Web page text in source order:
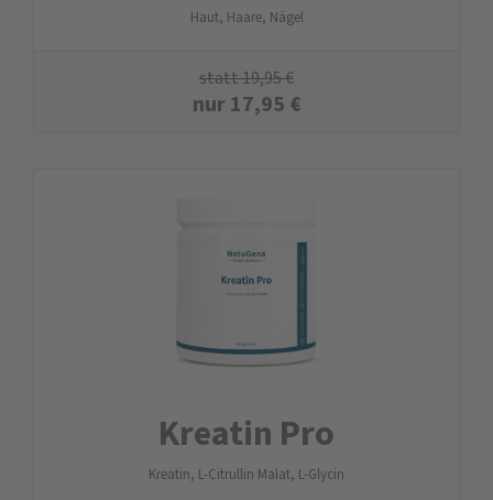
Haut, Haare, Nägel
statt19,95€
nur17,95 €
Kreatin Pro
Kreatin, L-Citrullin Malat, L-Glycin